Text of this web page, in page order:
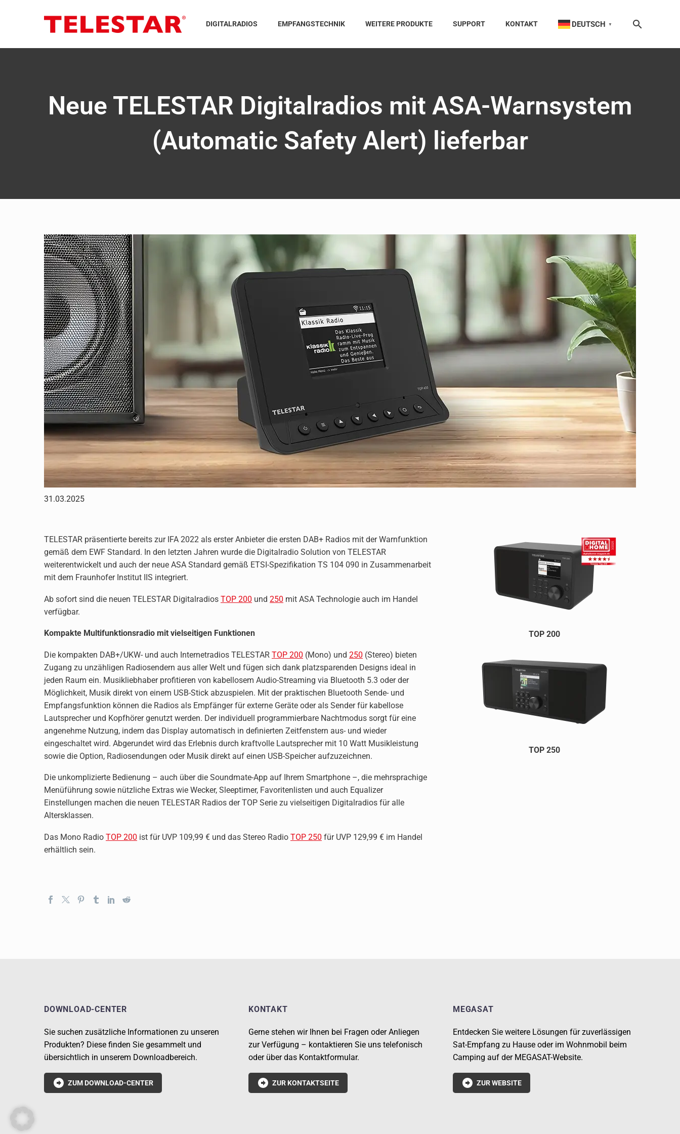
DIGITALRADIOS EMPFANGSTECHNIK WEITERE PRODUKTE SUPPORT KONTAKT DEUTSCH ▼
Neue TELESTAR Digitalradios mit ASA-Warnsystem
(Automatic Safety Alert) lieferbar
31.03.2025
TELESTAR präsentierte bereits zur IFA 2022 als erster Anbieter die ersten DAB+ Radios mit der Warnfunktion
gemäß dem EWF Standard. In den letzten Jahren wurde die Digitalradio Solution von TELESTAR
weiterentwickelt und auch der neue ASA Standard gemäß ETSI-Spezifikation TS 104 090 in Zusammenarbeit
mit dem Fraunhofer Institut IIS integriert.
Ab sofort sind die neuen TELESTAR Digitalradios TOP 200 und 250 mit ASA Technologie auch im Handel
verfügbar.
Kompakte Multifunktionsradio mit vielseitigen Funktionen
Die kompakten DAB+/UKW- und auch Internetradios TELESTAR TOP 200 (Mono) und 250 (Stereo) bieten
Zugang zu unzähligen Radiosendern aus aller Welt und fügen sich dank platzsparenden Designs ideal in
jeden Raum ein. Musikliebhaber profitieren von kabellosem Audio-Streaming via Bluetooth 5.3 oder der
Möglichkeit, Musik direkt von einem USB-Stick abzuspielen. Mit der praktischen Bluetooth Sende- und
Empfangsfunktion können die Radios als Empfänger für externe Geräte oder als Sender für kabellose
Lautsprecher und Kopfhörer genutzt werden. Der individuell programmierbare Nachtmodus sorgt für eine
angenehme Nutzung, indem das Display automatisch in definierten Zeitfenstern aus- und wieder
eingeschaltet wird. Abgerundet wird das Erlebnis durch kraftvolle Lautsprecher mit 10 Watt Musikleistung
sowie die Option, Radiosendungen oder Musik direkt auf einen USB-Speicher aufzuzeichnen.
Die unkomplizierte Bedienung – auch über die Soundmate-App auf Ihrem Smartphone –, die mehrsprachige
Menüführung sowie nützliche Extras wie Wecker, Sleeptimer, Favoritenlisten und auch Equalizer
Einstellungen machen die neuen TELESTAR Radios der TOP Serie zu vielseitigen Digitalradios für alle
Altersklassen.
Das Mono Radio TOP 200 ist für UVP 109,99 € und das Stereo Radio TOP 250 für UVP 129,99 € im Handel
erhältlich sein.
TOP 200
TOP 250
DOWNLOAD-CENTER
Sie suchen zusätzliche Informationen zu unseren
Produkten? Diese finden Sie gesammelt und
übersichtlich in unserem Downloadbereich.
 ZUM DOWNLOAD-CENTER
KONTAKT
Gerne stehen wir Ihnen bei Fragen oder Anliegen
zur Verfügung – kontaktieren Sie uns telefonisch
oder über das Kontaktformular.
 ZUR KONTAKTSEITE
MEGASAT
Entdecken Sie weitere Lösungen für zuverlässigen
Sat-Empfang zu Hause oder im Wohnmobil beim
Camping auf der MEGASAT-Website.
 ZUR WEBSITE